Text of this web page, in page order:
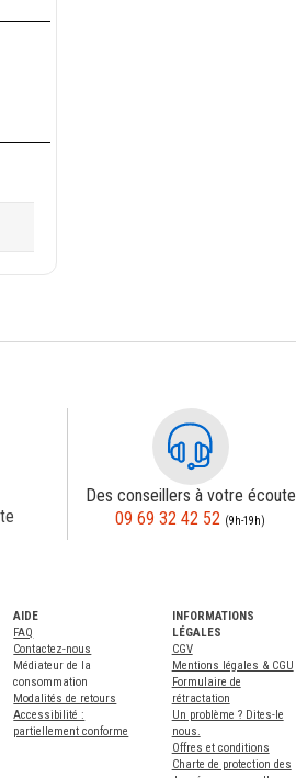
Des conseillers à votre écoute
09 69 32 42 52 (9h-19h)
AIDE
FAQ
Contactez-nous
Médiateur de la
consommation
Modalités de retours
Accessibilité :
partiellement conforme
INFORMATIONS
LÉGALES
CGV
Mentions légales & CGU
Formulaire de
rétractation
Un problème ? Dites-le
nous.
Offres et conditions
Charte de protection des